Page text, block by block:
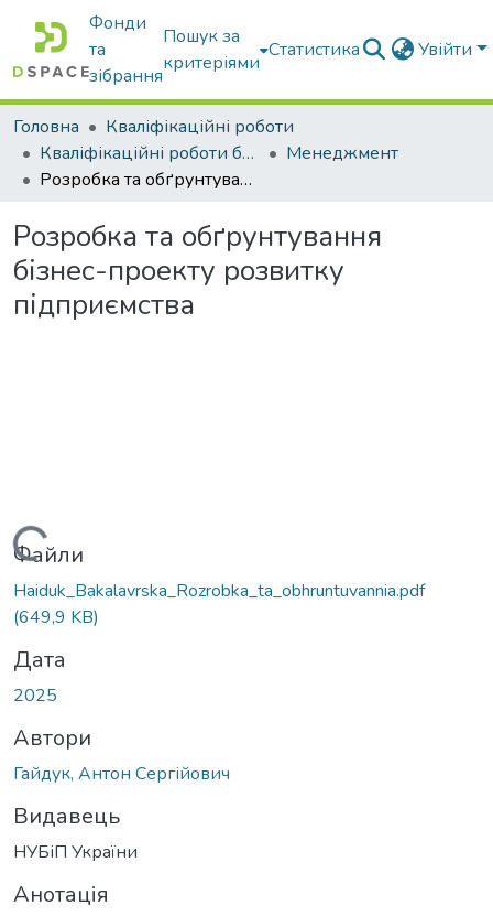
Фонди
та
зібрання
Пошук за
критеріями
Статистика Увійти
Головна
Кваліфікаційні роботи
Кваліфікаційні роботи бакалаврів
Менеджмент
Розробка та обґрунтування бізнес-проекту розвитку підприємства
Розробка та обґрунтування
бізнес-проекту розвитку
підприємства
Файли
Haiduk_Bakalavrska_Rozrobka_ta_obhruntuvannia.pdf
(649,9 KB)
Дата
2025
Автори
Гайдук, Антон Сергійович
Видавець
НУБіП України
Анотація